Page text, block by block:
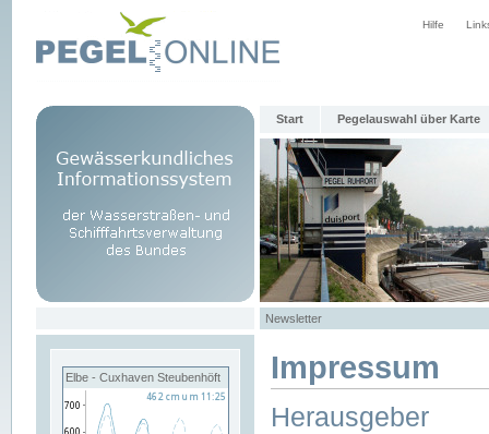
Hilfe
Start Pegelauswahl über Karte
Newsletter
Elbe - Cuxhaven Steubenhöft Impressum
Herausgeber